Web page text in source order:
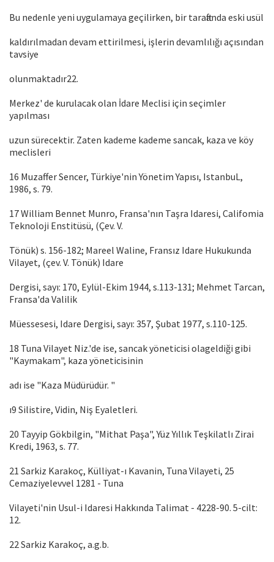
Bu nedenle yeni uygulamaya geçilirken, bir taraftanda eski usül
kaldırılmadan devam ettirilmesi, işlerin devamlılığı açısından
tavsiye
olunmaktadır22.
Merkez' de kurulacak olan İdare Meclisi için seçimler
yapılması
uzun sürecektir. Zaten kademe kademe sancak, kaza ve köy
meclisleri
16 Muzaffer Sencer, Türkiye'nin Yönetim Yapısı, IstanbuL,
1986, s. 79.
17 William Bennet Munro, Fransa'nın Taşra Idaresi, Califomia
Teknoloji Enstitüsü, (Çev. V.
Tönük) s. 156-182; Mareel Waline, Fransız Idare Hukukunda
Vilayet, (çev. V. Tönük) Idare
Dergisi, sayı: 170, Eylül-Ekim 1944, s.113-131; Mehmet Tarcan,
Fransa'da Valilik
Müessesesi, Idare Dergisi, sayı: 357, Şubat 1977, s.110-125.
18 Tuna Vilayet Niz.'de ise, sancak yöneticisi olageldiği gibi
"Kaymakam", kaza yöneticisinin
adı ise "Kaza Müdürüdür. "
ı9 Silistire, Vidin, Niş Eyaletleri.
20 Tayyip Gökbilgin, "Mithat Paşa", Yüz Yıllık Teşkilatlı Zirai
Kredi, 1963, s. 77.
21 Sarkiz Karakoç, Külliyat-ı Kavanin, Tuna Vilayeti, 25
Cemaziyelevvel 1281 - Tuna
Vilayeti'nin Usul-i Idaresi Hakkında Talimat - 4228-90. 5-cilt:
12.
22 Sarkiz Karakoç, a.g.b.